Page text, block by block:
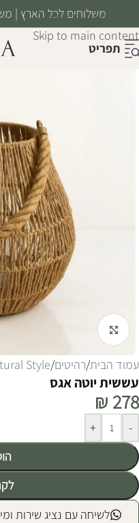
Skip to navigation
Skip to main content
משלוחים לכל הארץ |
תפריט
לחצו להגדלה
עמוד הבית/רהיטים/
Style
עששית יוטה אגס
₪ 278
-
+Alternative:
לשיחה עם נציג שירות